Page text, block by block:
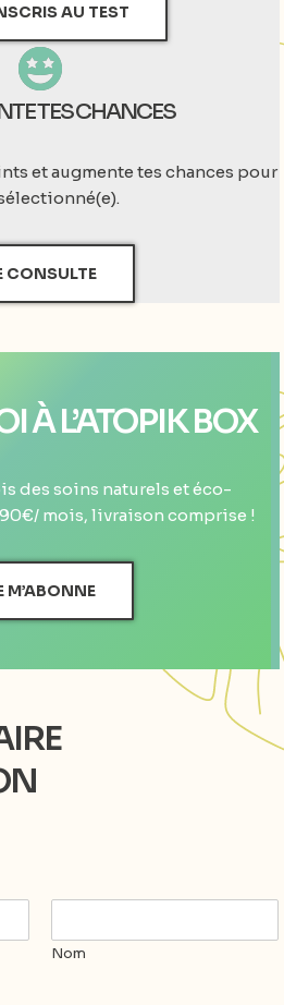
AU TEST
TES CHANCES
et augmente tes chances pour
CONSULTE
À L’ATOPIK BOX
des soins naturels et éco-
mois, livraison comprise !
M’ABONNE
Nom